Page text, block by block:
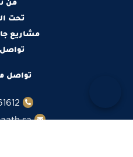
تواصل
من
تحت
مشاريع